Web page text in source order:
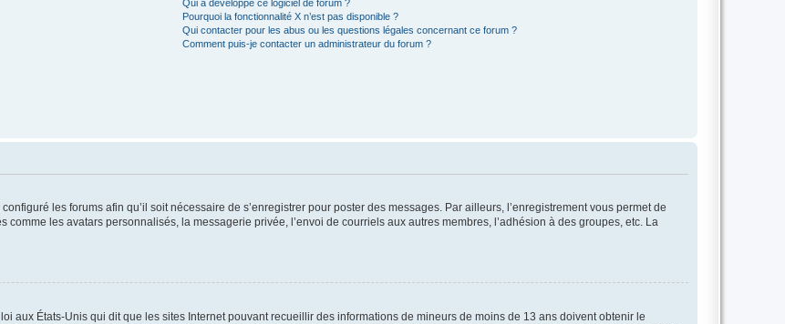
Qui a développé ce logiciel de forum ?
Pourquoi la fonctionnalité X n’est pas disponible ?
Qui contacter pour les abus ou les questions légales concernant ce forum ?
Comment puis-je contacter un administrateur du forum ?
les forums afin qu’il soit nécessaire de s’enregistrer pour poster des messages. Par ailleurs, l’enregistrement vous permet de
les avatars personnalisés, la messagerie privée, l’envoi de courriels aux autres membres, l’adhésion à des groupes, etc. La
aux États-Unis qui dit que les sites Internet pouvant recueillir des informations de mineurs de moins de 13 ans doivent obtenir le